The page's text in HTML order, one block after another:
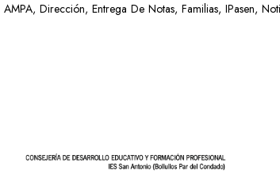
AMPA, Dirección, Entrega De Notas, Familias, IPasen,